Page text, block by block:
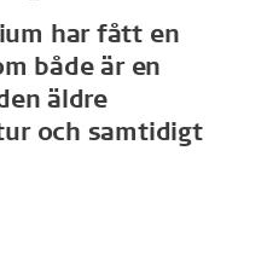
har fått en
både är en
äldre
och samtidigt